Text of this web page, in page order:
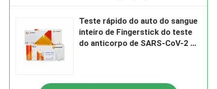
Teste rápido do auto do sangue
inteiro de Fingerstick do teste
do anticorpo de SARS-CoV-2 S-